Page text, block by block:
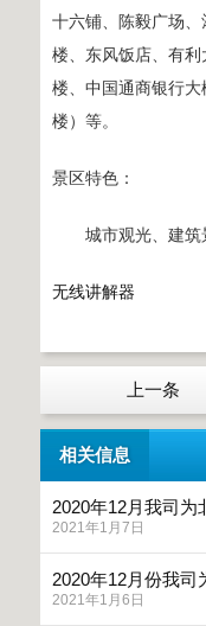
十六铺、陈毅广场
楼、东风饭店、有
楼、中国通商银行
楼）等。
景区特色：
城市观光、建筑
无线讲解器
上一条
相关信息
2021年1月7日
2021年1月6日